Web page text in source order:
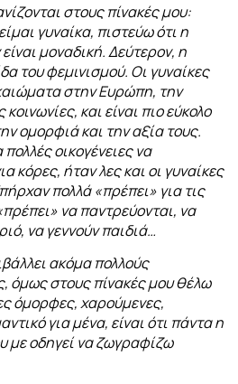
στους πίνακές μου:
γυναίκα, πιστεύω ότι η
μοναδική. Δεύτερον, η
του φεμινισμού. Οι γυναίκες
στην Ευρώπη, την
και είναι πιο εύκολο
ομορφιά και την αξία τους.
οικογένειες να
κόρες, ήταν λες και οι γυναίκες
πολλά «πρέπει» για τις
να παντρεύονται, να
να γεννούν παιδιά…
ακόμα πολλούς
όμως στουςπίνακές μου θέλω
όμορφες, χαρούμενες,
για μένα, είναι ότι πάντα η
με οδηγεί να ζωγραφίζω